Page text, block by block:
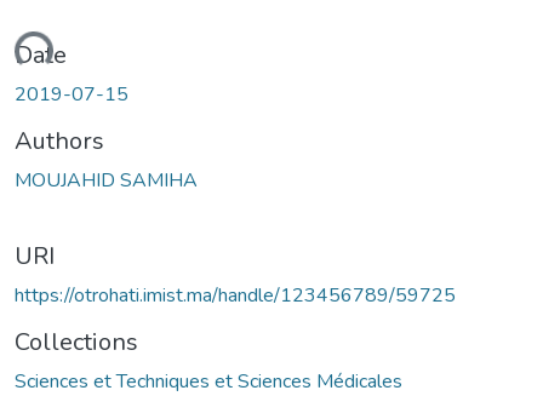
Date
2019-07-15
Authors
MOUJAHID SAMIHA
URI
https://otrohati.imist.ma/handle/123456789/59725
Collections
Sciences et Techniques et Sciences Médicales